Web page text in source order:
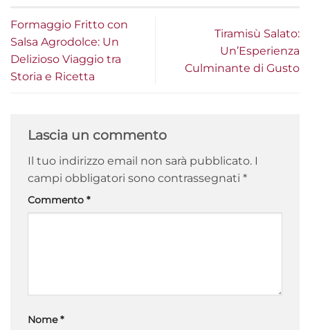
Formaggio Fritto con
Salsa Agrodolce: Un
Delizioso Viaggio tra
Storia e Ricetta
Tiramisù Salato:
Un’Esperienza
Culminante di Gusto
Lascia un commento
Il tuo indirizzo email non sarà pubblicato. I
campi obbligatori sono contrassegnati *
Commento *
Nome*